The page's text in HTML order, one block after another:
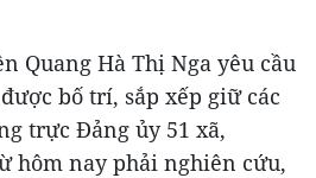
Quang Hà Thị Nga yêu cầu
bố trí, sắp xếp giữ các
trực Đảng ủy 51 xã,
hôm nay phải nghiên cứu,